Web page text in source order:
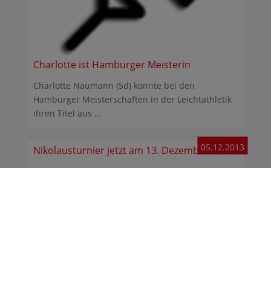
Charlotte ist Hamburger Meisterin
Charlotte Naumann (5d) konnte bei den
Hamburger Meisterschaften in der Leichtathletik
ihren Titel aus ...
Nikolausturnier jetzt am 13. Dezember05.12.2013
Durch die wetterbedingte Absage des